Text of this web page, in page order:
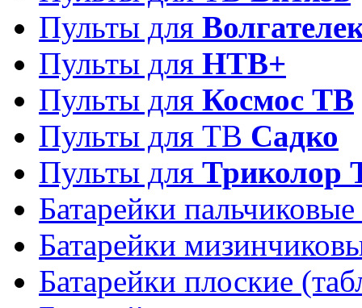
Пульты для
Пульты для НТВ+
Пульты для Космос ТВ
Пульты для ТВ Садко
Пульты для Триколор
Батарейки
Батарейки
Батарейки плоские